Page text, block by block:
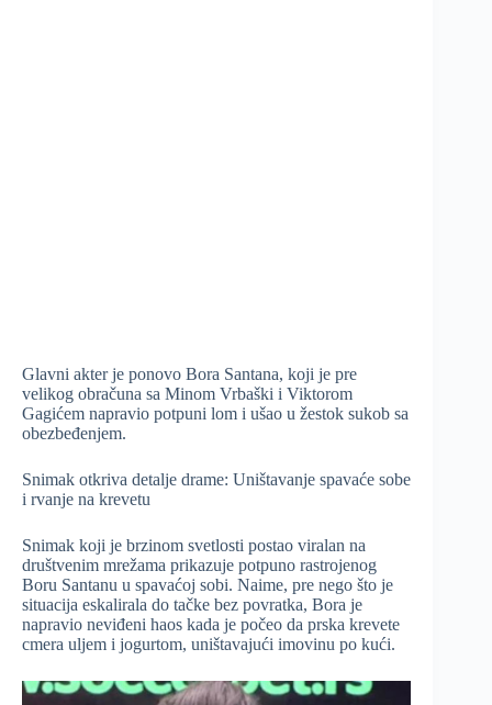
Glavni akter je ponovo Bora Santana, koji je pre
velikog obračuna sa Minom Vrbaški i Viktorom
Gagićem napravio potpuni lom i ušao u žestok sukob sa
obezbeđenjem.
Snimak otkriva detalje drame: Uništavanje spavaće sobe
i rvanje na krevetu
Snimak koji je brzinom svetlosti postao viralan na
društvenim mrežama prikazuje potpuno rastrojenog
Boru Santanu u spavaćoj sobi. Naime, pre nego što je
situacija eskalirala do tačke bez povratka, Bora je
napravio neviđeni haos kada je počeo da prska krevete
cmera uljem i jogurtom, uništavajući imovinu po kući.